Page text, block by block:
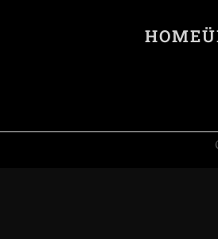
HOME